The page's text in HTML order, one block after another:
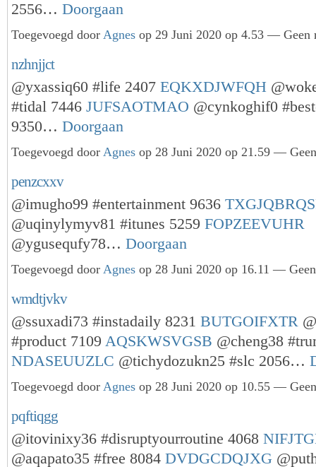
2556… Doorgaan
Toegevoegd door Agnes op 29 Juni 2020 op 4.53 — Geen
nzhnjjct
@yxassiq60 #life 2407 EQKXDJWFQH
#tidal 7446 JUFSAOTMAO @cynkoghif0
9350… Doorgaan
Toegevoegd door Agnes op 28 Juni 2020 op 21.59 —
penzcxxv
@imugho99 #entertainment 9636
@uqinylymyv81 #itunes 5259 FOPZEEVUHR
@ygusequfy78… Doorgaan
Toegevoegd door Agnes op 28 Juni 2020 op 16.11 —
wmdtjvkv
@ssuxadi73 #instadaily 8231 BUTGOIFXTR
#product 7109 AQSKWSVGSB @cheng38
NDASEUUZLC @tichydozukn25 #slc 2056…
Toegevoegd door Agnes op 28 Juni 2020 op 10.55 —
pqftiqgg
@itovinixy36 #disruptyourroutine 4068
@aqapato35 #free 8084 DVDGCDQJXG